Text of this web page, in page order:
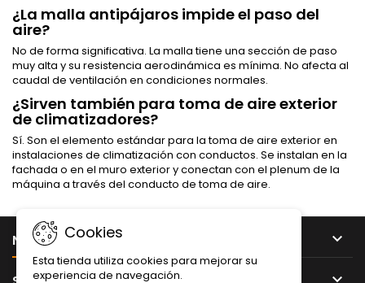
¿La malla antipájaros impide el paso del
aire?
No de forma significativa. La malla tiene una sección de paso
muy alta y su resistencia aerodinámica es mínima. No afecta al
caudal de ventilación en condiciones normales.
¿Sirven también para toma de aire exterior
de climatizadores?
Sí. Son el elemento estándar para la toma de aire exterior en
instalaciones de climatización con conductos. Se instalan en la
fachada o en el muro exterior y conectan con el plenum de la
máquina a través del conducto de toma de aire.
NUESTRA EMPRESA 
Cookies
Esta tienda utiliza cookies para mejorar su
experiencia de navegación.